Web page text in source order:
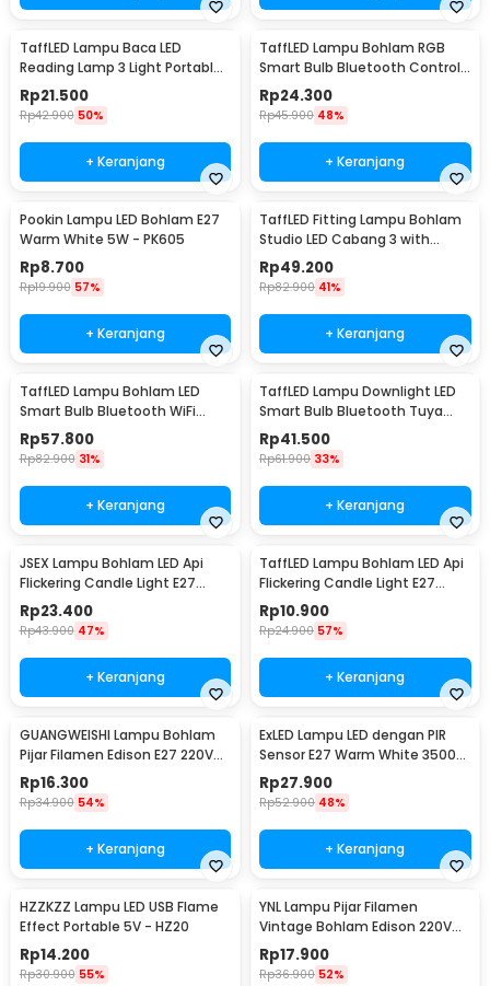
TaffLED Lampu Baca LED
Reading Lamp 3 Light Portable
Cool White - EF168
Rp21.500
Rp42.900 50%
+ Keranjang
TaffLED Lampu Bohlam RGB
Smart Bulb Bluetooth Control
E27 800Lumen 10W - TY-10W
Rp24.300
Rp45.900 48%
+ Keranjang
Pookin Lampu LED Bohlam E27
Warm White 5W - PK605
Rp8.700
Rp19.900 57%
+ Keranjang
TaffLED Fitting Lampu Bohlam
Studio LED Cabang 3 with
Switch 220V E27 - HU-300
Rp49.200
Rp82.900 41%
+ Keranjang
TaffLED Lampu Bohlam LED
Smart Bulb Bluetooth WiFi
RGBCW E27 220V 9W - A60
Rp57.800
Rp82.900 31%
+ Keranjang
TaffLED Lampu Downlight LED
Smart Bulb Bluetooth Tuya
10W RGBCW - A61
Rp41.500
Rp61.900 33%
+ Keranjang
JSEX Lampu Bohlam LED Api
Flickering Candle Light E27
Warm White 3W - CB3
Rp23.400
Rp43.900 47%
+ Keranjang
TaffLED Lampu Bohlam LED Api
Flickering Candle Light E27
Orange 3W - OM-BB-3W
Rp10.900
Rp24.900 57%
+ Keranjang
GUANGWEISHI Lampu Bohlam
Pijar Filamen Edison E27 220V
4W - ST64
Rp16.300
Rp34.900 54%
+ Keranjang
ExLED Lampu LED dengan PIR
Sensor E27 Warm White 3500K
12W - Ex01
Rp27.900
Rp52.900 48%
+ Keranjang
HZZKZZ Lampu LED USB Flame
Effect Portable 5V - HZ20
Rp14.200
Rp30.900 55%
YNL Lampu Pijar Filamen
Vintage Bohlam Edison 220V
40W - T45
Rp17.900
Rp36.900 52%